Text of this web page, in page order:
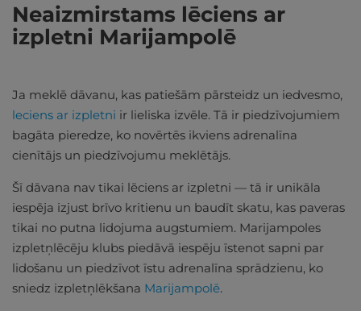
Neaizmirstams lēciens ar
izpletni Marijampolē
Ja meklē dāvanu, kas patiešām pārsteidz un iedvesmo,
leciens ar izpletni ir lieliska izvēle. Tā ir piedzīvojumiem
bagāta pieredze, ko novērtēs ikviens adrenalīna
cienītājs un piedzīvojumu meklētājs.
Šī dāvana nav tikai lēciens ar izpletni — tā ir unikāla
iespēja izjust brīvo kritienu un baudīt skatu, kas paveras
tikai no putna lidojuma augstumiem. Marijampoles
izpletņlēcēju klubs piedāvā iespēju īstenot sapni par
lidošanu un piedzīvot īstu adrenalīna sprādzienu, ko
sniedz izpletņlēkšana Marijampolē.